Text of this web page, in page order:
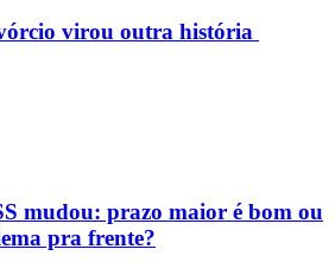
virou outra história
mudou: prazo maior é bom ou
pra frente?